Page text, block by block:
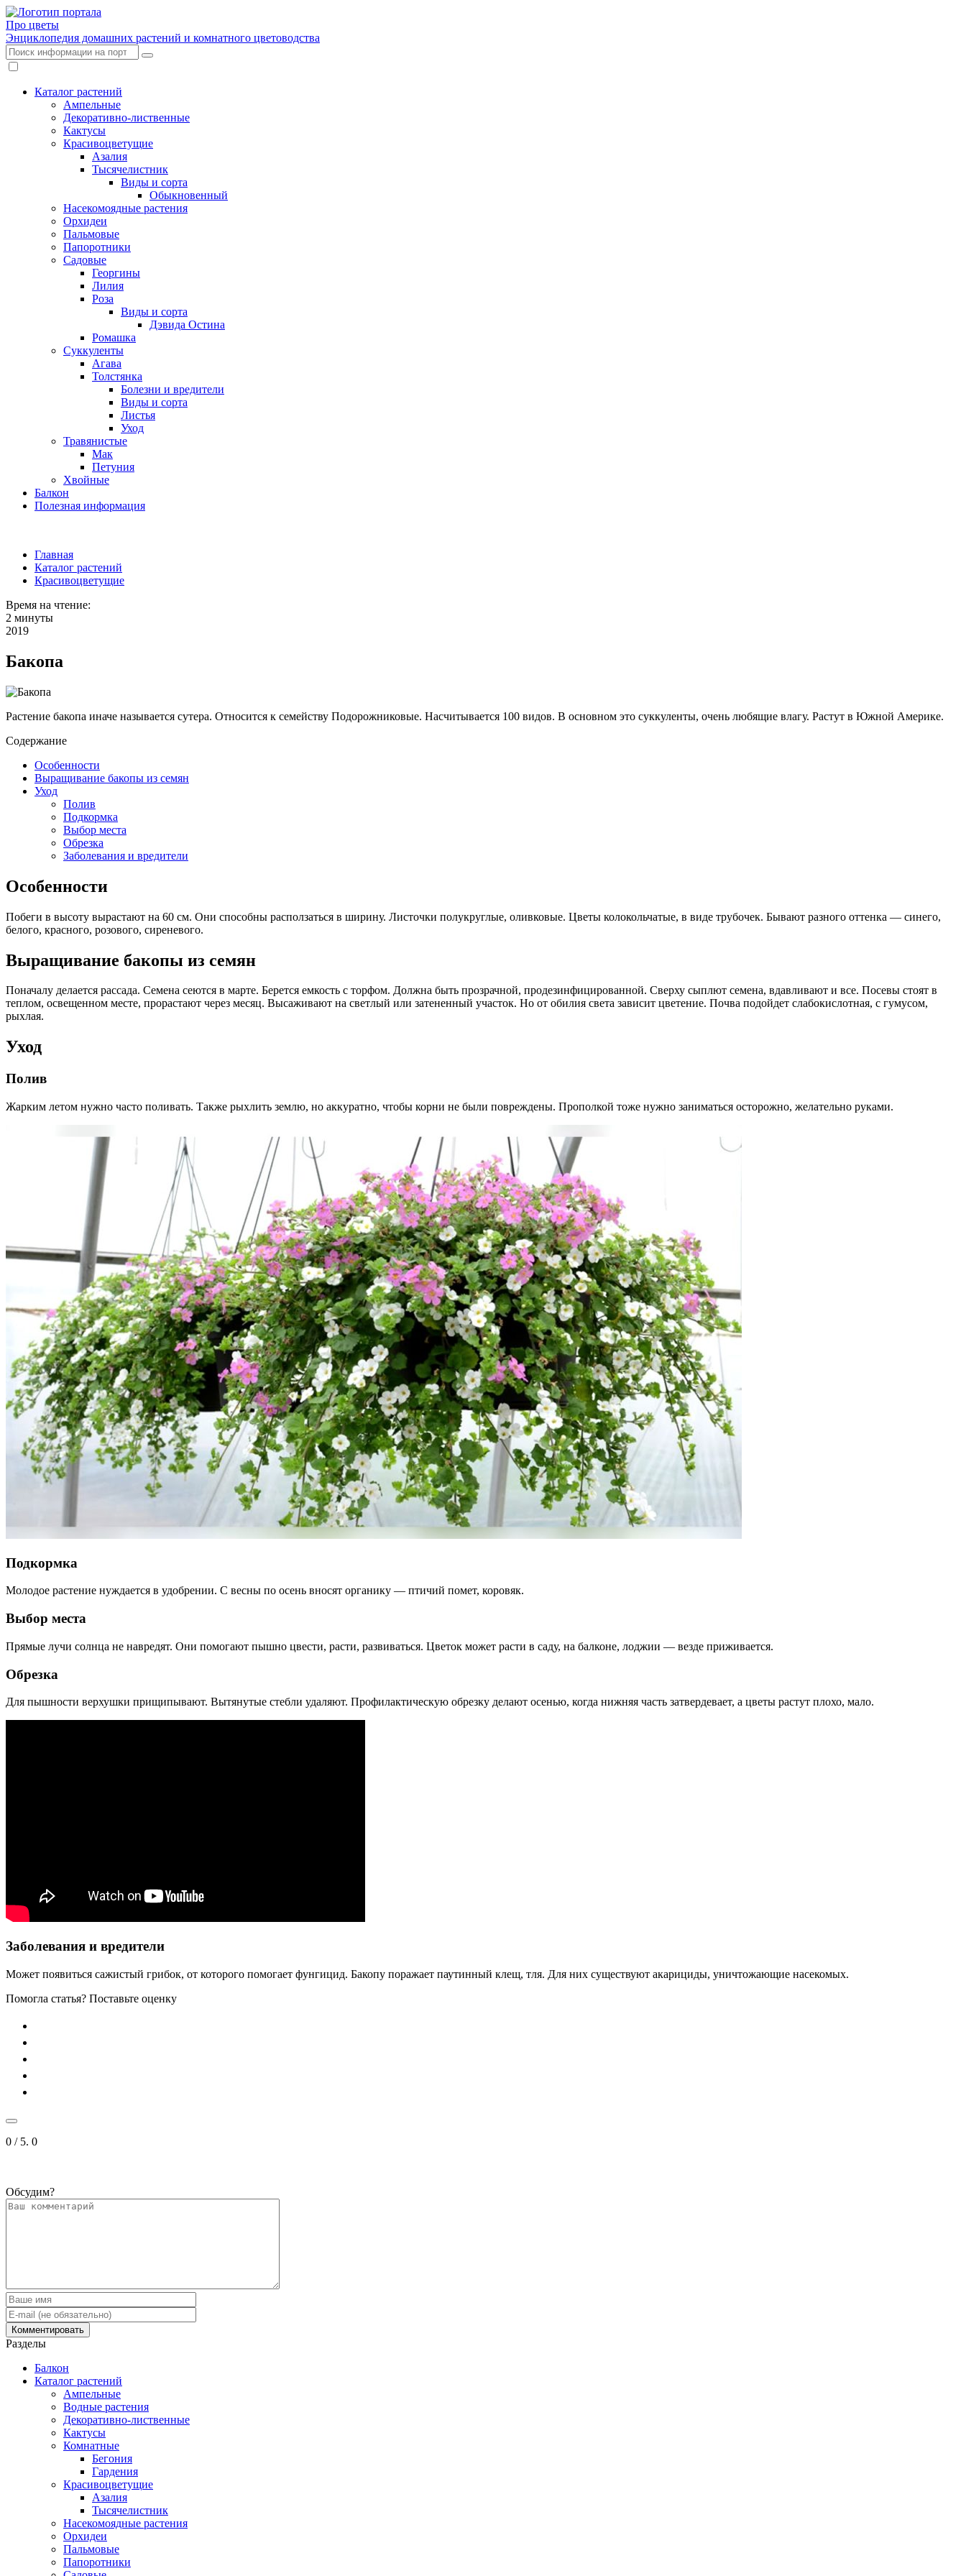
Про цветы
Энциклопедия домашних растений и комнатного цветоводства
Каталог растений
Ампельные
Декоративно-лиственные
Кактусы
Красивоцветущие
Азалия
Тысячелистник
Виды и сорта
Обыкновенный
Насекомоядные растения
Орхидеи
Пальмовые
Папоротники
Садовые
Георгины
Лилия
Роза
Виды и сорта
Дэвида Остина
Ромашка
Суккуленты
Агава
Толстянка
Болезни и вредители
Виды и сорта
Листья
Уход
Травянистые
Мак
Петуния
Хвойные
Балкон
Полезная информация
Главная
Каталог растений
Красивоцветущие
Время на чтение:
2 минуты
2019
Бакопа
Растение бакопа иначе называется сутера. Относится к семейству Подорожниковые. Насчитывается 100 видов. В основном это суккуленты, очень любящие влагу. Растут в Южной Америке.
Содержание
Особенности
Выращивание бакопы из семян
Уход
Полив
Подкормка
Выбор места
Обрезка
Заболевания и вредители
Особенности
Побеги в высоту вырастают на 60 см. Они способны расползаться в ширину. Листочки полукруглые, оливковые. Цветы колокольчатые, в виде трубочек. Бывают разного оттенка — синего,
белого, красного, розового, сиреневого.
Выращивание бакопы из семян
Поначалу делается рассада. Семена сеются в марте. Берется емкость с торфом. Должна быть прозрачной, продезинфицированной. Сверху сыплют семена, вдавливают и все. Посевы стоят в
теплом, освещенном месте, прорастают через месяц. Высаживают на светлый или затененный участок. Но от обилия света зависит цветение. Почва подойдет слабокислотная, с гумусом,
рыхлая.
Уход
Полив
Жарким летом нужно часто поливать. Также рыхлить землю, но аккуратно, чтобы корни не были повреждены. Прополкой тоже нужно заниматься осторожно, желательно руками.
Подкормка
Молодое растение нуждается в удобрении. С весны по осень вносят органику — птичий помет, коровяк.
Выбор места
Прямые лучи солнца не навредят. Они помогают пышно цвести, расти, развиваться. Цветок может расти в саду, на балконе, лоджии — везде приживается.
Обрезка
Для пышности верхушки прищипывают. Вытянутые стебли удаляют. Профилактическую обрезку делают осенью, когда нижняя часть затвердевает, а цветы растут плохо, мало.
Заболевания и вредители
Может появиться сажистый грибок, от которого помогает фунгицид. Бакопу поражает паутинный клещ, тля. Для них существуют акарициды, уничтожающие насекомых.
Помогла статья? Поставьте оценку
0 / 5. 0
Обсудим?
Разделы
Балкон
Каталог растений
Ампельные
Водные растения
Декоративно-лиственные
Кактусы
Комнатные
Бегония
Гардения
Красивоцветущие
Азалия
Тысячелистник
Насекомоядные растения
Орхидеи
Пальмовые
Папоротники